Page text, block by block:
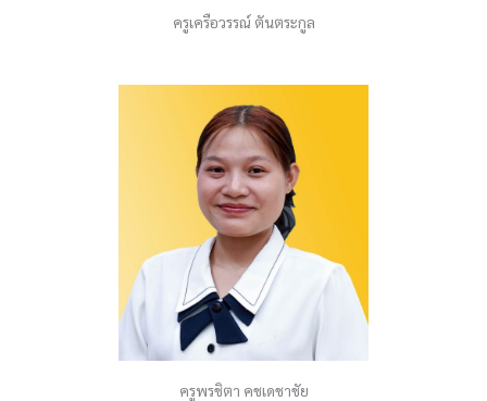
ครูเครือวรรณ์ ตันตระกูล
ครูพรชิตา คชเดชาชัย